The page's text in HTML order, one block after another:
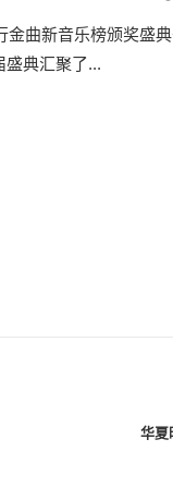
金曲新音乐榜颁奖盛
盛典汇聚了...
华夏